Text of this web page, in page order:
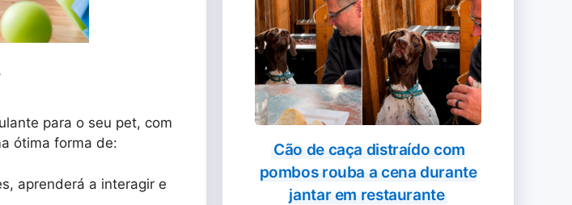
para o seu pet, com
ótima forma de:
aprenderá a interagir e
Cão de caça distraído com
pombos rouba a cena durante
jantar em restaurante